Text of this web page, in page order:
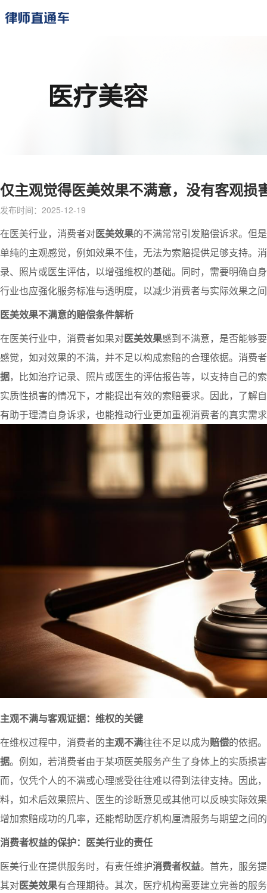
医疗美容
仅主观觉得医美效果不满意，没有客观损
发布时间：2025-12-19
在医美行业，消费者对医美效果的不满常常引发赔偿诉求。但
单纯的主观感觉，例如效果不佳，无法为索赔提供足够支持。
录、照片或医生评估，以增强维权的基础。同时，需要明确自
行业也应强化服务标准与透明度，以减少消费者与实际效果之
医美效果不满意的赔偿条件解析
在医美行业中，消费者如果对医美效果感到不满意，是否能够
感觉，如对效果的不满，并不足以构成索赔的合理依据。消费
据，比如治疗记录、照片或医生的评估报告等，以支持自己的
实质性损害的情况下，才能提出有效的索赔要求。因此，了解
有助于理清自身诉求，也能推动行业更加重视消费者的真实需
主观不满与客观证据：维权的关键
在维权过程中，消费者的主观不满往往不足以成为赔偿的依据
据。例如，若消费者由于某项医美服务产生了身体上的实质损
而，仅凭个人的不满或心理感受往往难以得到法律支持。因此
料，如术后效果照片、医生的诊断意见或其他可以反映实际效
增加索赔成功的几率，还能帮助医疗机构厘清服务与期望之间
消费者权益的保护：医美行业的责任
医美行业在提供服务时，有责任维护消费者权益。首先，服务
其对医美效果有合理期待。其次，医疗机构需要建立完善的服